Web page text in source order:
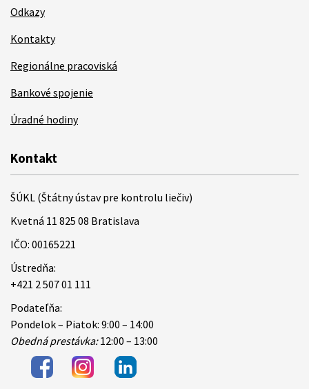
Odkazy
Kontakty
Regionálne pracoviská
Bankové spojenie
Úradné hodiny
Kontakt
ŠÚKL (Štátny ústav pre kontrolu liečiv)
Kvetná 11 825 08 Bratislava
IČO: 00165221
Ústredňa:
+421 2 507 01 111
Podateľňa:
Pondelok – Piatok: 9:00 – 14:00
Obedná prestávka:12:00 – 13:00